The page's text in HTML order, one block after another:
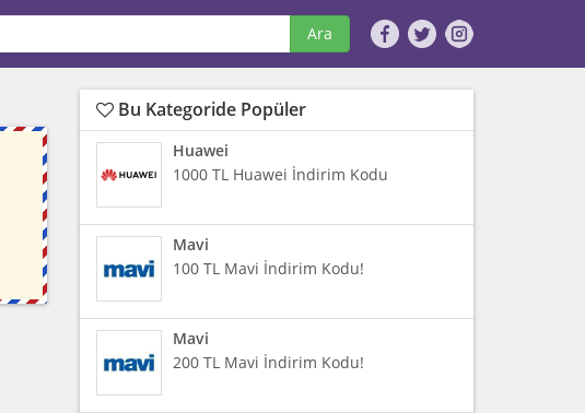
Ara
Bu Kategoride Popüler
Huawei
1000 TL Huawei İndirim Kodu
Mavi
100 TL Mavi İndirim Kodu!
Mavi
200 TL Mavi İndirim Kodu!